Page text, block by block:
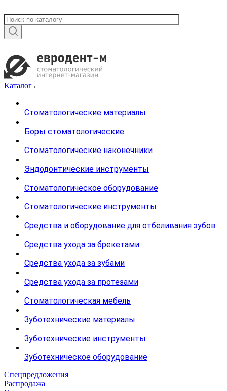
Каталог
Стоматологические материалы
Боры стоматологические
Стоматологические наконечники
Эндодонтические инструменты
Стоматологическое оборудование
Стоматологические инструменты
Средства и оборудование для отбеливания зубов
Средства ухода за брекетами
Средства ухода за зубами
Средства ухода за протезами
Стоматологическая мебель
Зуботехнические материалы
Зуботехнические инструменты
Зуботехническое оборудование
Спецпредложения
Распродажа